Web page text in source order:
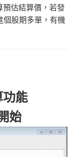
預估結算價，若發
個股期多單，有機
功能
始